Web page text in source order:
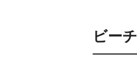
ビー